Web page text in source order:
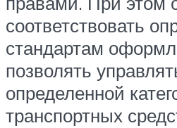
соответствовать
стандартам
позволять
определенной
транспортных